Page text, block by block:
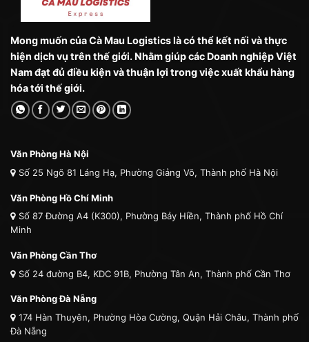
Mong muốn của Cà Mau Logistics là có thể kết nối và thực
hiện dịch vụ trên thế giới. Nhằm giúp các Doanh nghiệp Việt
Nam đạt đủ điều kiện và thuận lợi trong việc xuất khẩu hàng
hóa tới thế giới.
Văn Phòng Hà Nội
Số 25 Ngõ 81 Láng Hạ, Phường Giảng Võ, Thành phố Hà Nội
Văn Phòng Hồ Chí Minh
Số 87 Đường A4 (K300), Phường Bảy Hiền, Thành phố Hồ Chí
Minh
Văn Phòng Cần Thơ
Số 24 đường B4, KDC 91B, Phường Tân An, Thành phố Cần Thơ
Văn Phòng Đà Nẵng
174 Hàn Thuyên, Phường Hòa Cường, Quận Hải Châu, Thành phố
Đà Nẵng